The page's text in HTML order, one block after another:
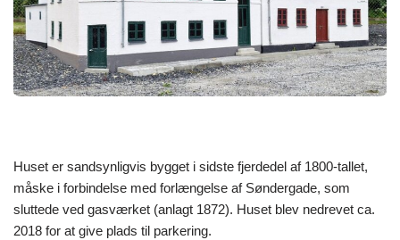
Huset er sandsynligvis bygget i sidste fjerdedel af 1800-tallet,
måske i forbindelse med forlængelse af Søndergade, som
sluttede ved gasværket (anlagt 1872). Huset blev nedrevet ca.
2018 for at give plads til parkering.